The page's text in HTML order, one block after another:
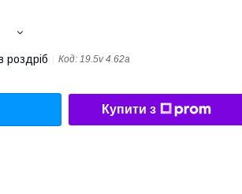
роздріб Код: 19.5v 4.62a
Купити з